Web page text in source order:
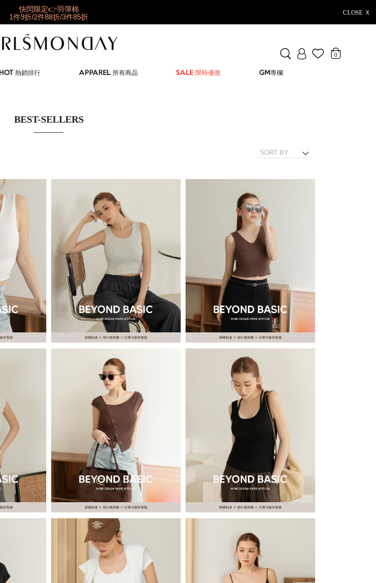
CLOSE Ｘ
✨獨家新品就在這✨
夏日新衣搶先購
好穿到想包色
BRATOP任選2件NT698
0
HOT 熱銷排行 APPAREL 所有商品 SALE 限時優惠 GM專欄
BEST-SELLERS